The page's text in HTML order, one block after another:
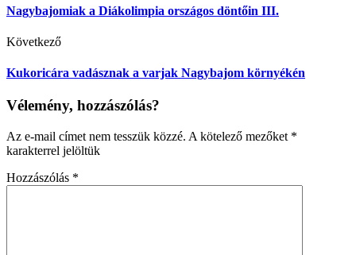
Nagybajomiak a Diákolimpia országos döntőin III.
Következő
Kukoricára vadásznak a varjak Nagybajom környékén
Vélemény, hozzászólás?
Az e-mail címet nem tesszük közzé. A kötelező mezőket *
karakterrel jelöltük
Hozzászólás *